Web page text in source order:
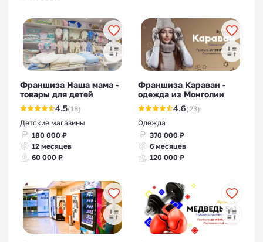
Франшиза Наша мама -
товары для детей
4.5(18)
Детские магазины
180 000 ₽
12 месяцев
60 000 ₽
Франшиза Караван -
одежда из Монголии
4.6(23)
Одежда
370 000 ₽
6 месяцев
120 000 ₽